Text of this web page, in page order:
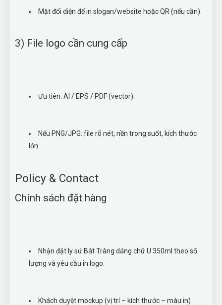
Mặt đối diện để in slogan/website hoặc QR (nếu cần).
3) File logo cần cung cấp
Ưu tiên: AI / EPS / PDF (vector).
Nếu PNG/JPG: file rõ nét, nền trong suốt, kích thước
lớn.
Policy & Contact
Chính sách đặt hàng
Nhận đặt ly sứ Bát Tràng dáng chữ U 350ml theo số
lượng và yêu cầu in logo.
Khách duyệt mockup (vị trí – kích thước – màu in)